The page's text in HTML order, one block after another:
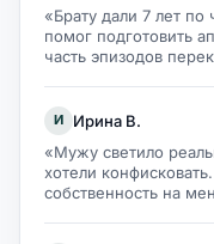
«Брату дали 7 лет
помог подготовить
часть эпизодов
И
Ирина В.
«Мужу светило
хотели
собственность на